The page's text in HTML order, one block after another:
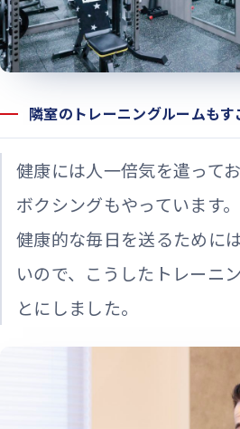
隣室のトレーニングルームもす
健康には人一倍気を遣って
ボクシングもやっています。
健康的な毎日を送るために
いので、こうしたトレーニ
とにしました。